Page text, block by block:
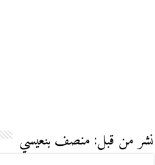
نشر من قبل: منصف بنعيسي